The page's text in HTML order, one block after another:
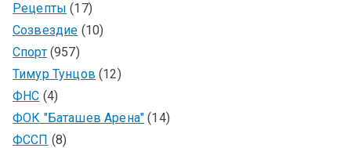
Рецепты (17)
Созвездие (10)
Спорт(957)
Тимур Тунцов (12)
ФНС (4)
ФОК "Баташев Арена" (14)
ФССП (8)